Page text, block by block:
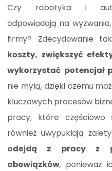
Czy robotyka i
odpowiadają na
firmy? Zdecydowanie
koszty, zwiększyć
wykorzystać potencjał
nie mylą, dzięki czemu
kluczowych procesów
pracy, które częściowo
również uwypuklają
odejdą z pracy z
obowiązków, ponieważ